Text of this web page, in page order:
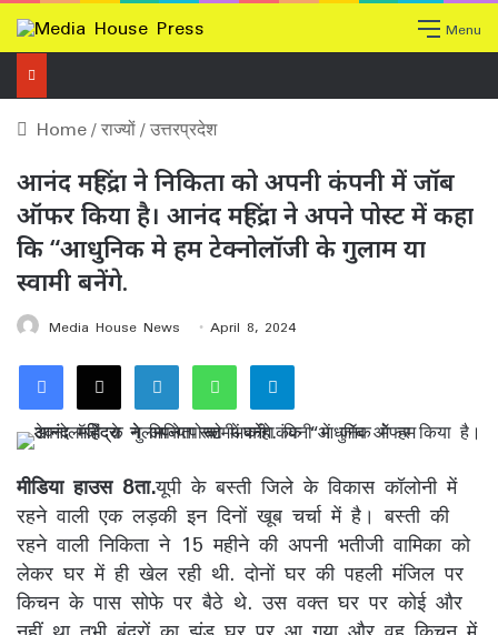
Menu
Home/राज्यों/उत्तरप्रदेश
आनंद महिंद्रा ने निकिता को अपनी कंपनी में जॉब
ऑफर किया है। आनंद महिंद्रा ने अपने पोस्ट में कहा
कि “आधुनिक मे हम टेक्‍नोलॉजी के गुलाम या
स्वामी बनेंगे.
Media House News April 8, 2024
Facebook
X LinkedInWhatsAppTelegram
मीडिया हाउस 8ता.यूपी के बस्ती जिले के विकास कॉलोनी में
रहने वाली एक लड़की इन दिनों खूब चर्चा में है। बस्‍ती की
रहने वाली निकिता ने 15 महीने की अपनी भतीजी वामिका को
लेकर घर में ही खेल रही थी. दोनों घर की पहली मंजिल पर
किचन के पास सोफे पर बैठे थे. उस वक्‍त घर पर कोई और